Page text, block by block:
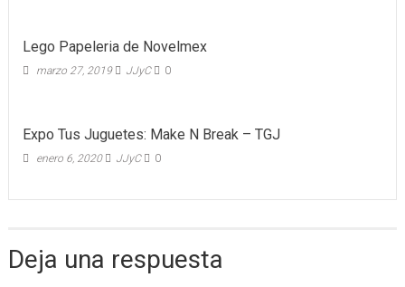
Lego Papeleria de Novelmex
marzo 27, 2019 JJyC 0
Expo Tus Juguetes: Make N Break – TGJ
enero 6, 2020 JJyC 0
Deja una respuesta